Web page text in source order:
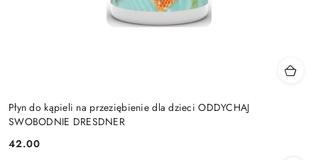
Płyn do kąpieli na przeziębienie dla dzieci ODDYCHAJ
SWOBODNIE DRESDNER
Cena:
42.00